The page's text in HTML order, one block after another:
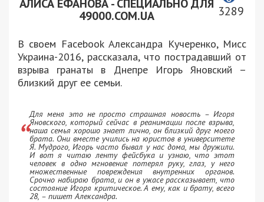
АЛИСА ЕФАНОВА - СПЕЦИАЛЬНО ДЛЯ
49000.COM.UA
3289
В своем Facebook Александра Кучеренко, Мисс
Украина-2016, рассказала, что пострадавший от
взрыва гранаты в Днепре Игорь Яновский –
близкий друг ее семьи.
Для меня это не просто страшная новость – Игоря
Яновского, который сейчас в реанимации после взрыва,
наша семья хорошо знает лично, он близкий друг моего
брата. Они вместе учились на юристов в университете
Я. Мудрого, Игорь часто бывал у нас дома, мы дружили.
И вот я читаю ленту фейсбука и узнаю, что этот
человек в одно мгновение потерял руку, глаз, у него
множественные повреждения внутренних органов.
Срочно набираю брата, и он в ужасе рассказывает, что
состояние Игоря критическое. А ему, как и брату, всего
28, – пишет Александра.